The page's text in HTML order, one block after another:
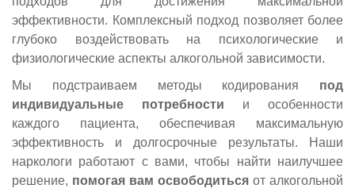
эффективности. Комплексный подход позволяет более
глубоко воздействовать на психологические и
физиологические аспекты алкогольной зависимости.
Мы подстраиваем методы кодирования под
индивидуальные потребности и особенности
каждого пациента, обеспечивая максимальную
эффективность и долгосрочные результаты. Наши
наркологи работают с вами, чтобы найти наилучшее
решение, помогая вам освободиться от алкогольной